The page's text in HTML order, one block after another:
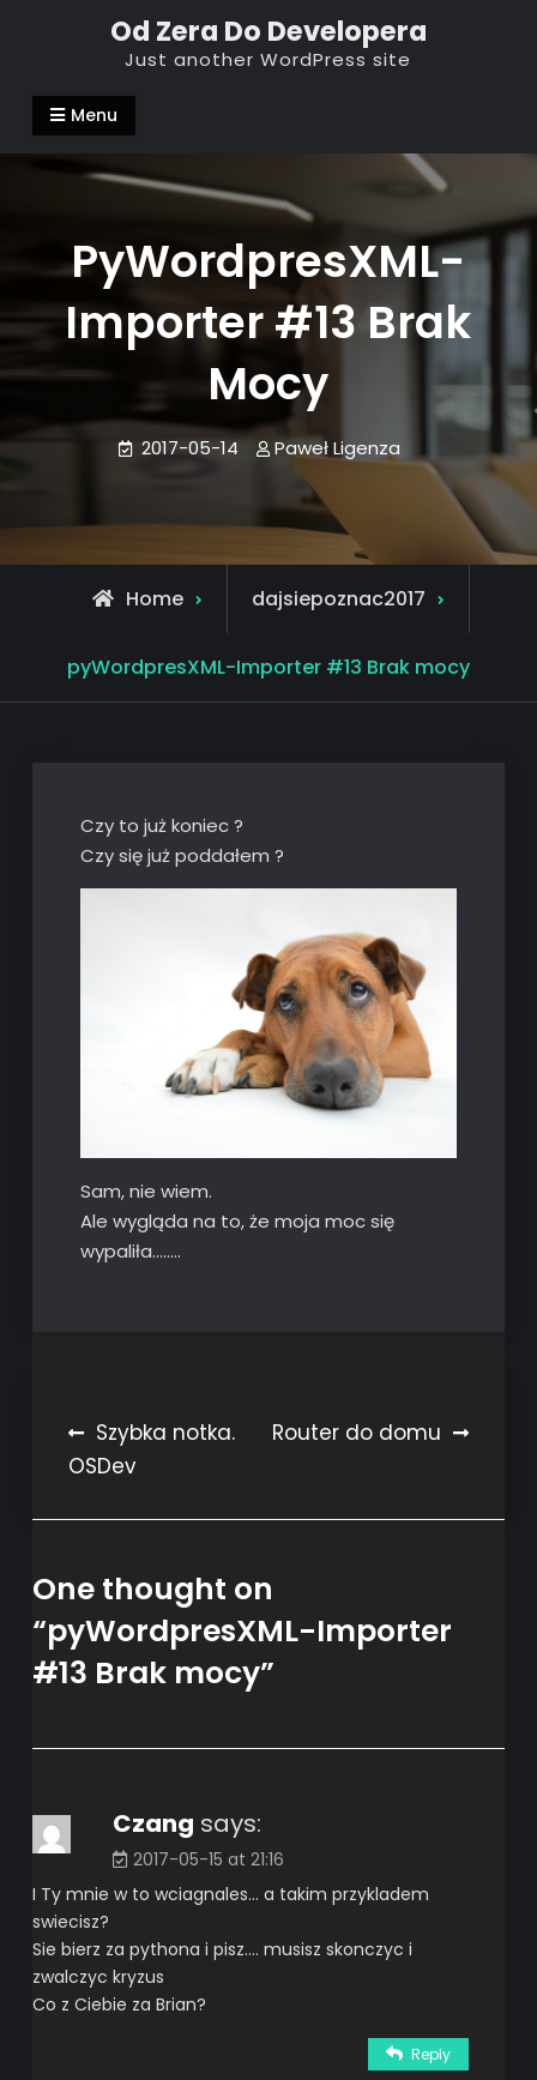
Od Zera Do Developera
Just another WordPress site
Menu
PyWordpresXML-
Importer #13 Brak
Mocy
2017-05-14 Paweł Ligenza
Home dajsiepoznac2017
pyWordpresXML-Importer #13 Brak mocy
Czy to już koniec ?
Czy się już poddałem ?
Sam, nie wiem.
Ale wygląda na to, że moja moc się
wypaliła……..
Post
navigation
Szybka notka.
OSDev
Router do domu
One thought on
“pyWordpresXML-Importer
#13 Brak mocy”
Czang says:
2017-05-15 at 21:16
I Ty mnie w to wciagnales… a takim przykladem
swiecisz?
Sie bierz za pythona i pisz…. musisz skonczyc i
zwalczyc kryzus
Co z Ciebie za Brian?
Reply